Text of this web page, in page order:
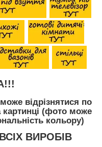
відрізнятися по
картинці (фото може
кольору)
ВИРОБІВ